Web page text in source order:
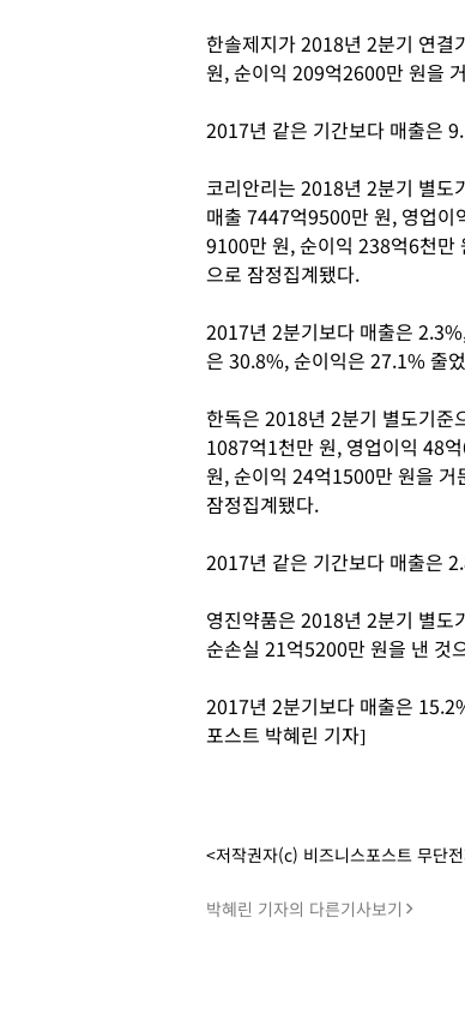
한솔제지가 2018년 2분기 연
원, 순이익 209억2600만 원을
2017년 같은 기간보다 매출은
코리안리는 2018년 2분기 별도
매출 7447억9500만 원, 영업이
9100만 원, 순이익 238억6천만
으로 잠정집계됐다.
2017년 2분기보다 매출은
은 30.8%, 순이익은 27.1% 줄
한독은 2018년 2분기 별도기준
1087억1천만 원, 영업이익 48
원, 순이익 24억1500만 원을 거
잠정집계됐다.
2017년 같은 기간보다 매출은
영진약품은 2018년 2분기 별
순손실 21억5200만 원을 낸 것
2017년 2분기보다 매출은
포스트 박혜린 기자]
<저작권자(c) 비즈니스포스트 무단
박혜린 기자의 다른기사보기